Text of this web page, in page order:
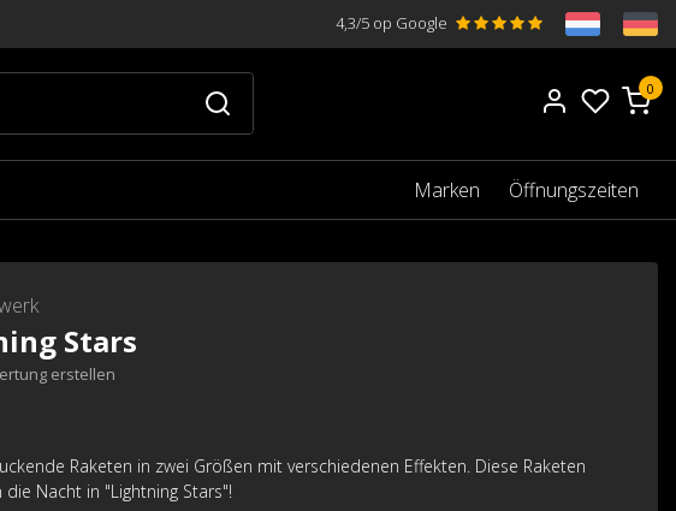
4,3/5 op Google
0
Marken Öffnungszeiten
Stars
erstellen
Raketen in zwei Größen mit verschiedenen Effekten. Diese Raketen
die Nacht in "Lightning Stars"!